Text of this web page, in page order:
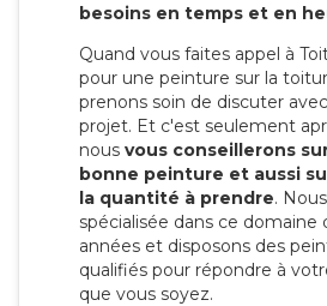
besoins en temps et en
Quand vous faites appel à
pour une peinture sur la
prenons soin de discuter
projet. Et c'est seulement
nous vous conseillerons
bonne peinture et aussi
la quantité à prendre.
spécialisée dans ce domaine
années et disposons des
qualifiés pour répondre à
que vous soyez.